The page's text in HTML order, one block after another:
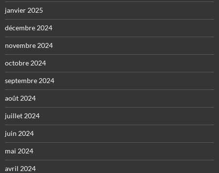
janvier 2025
décembre 2024
novembre 2024
octobre 2024
septembre 2024
août 2024
juillet 2024
juin 2024
mai 2024
avril 2024